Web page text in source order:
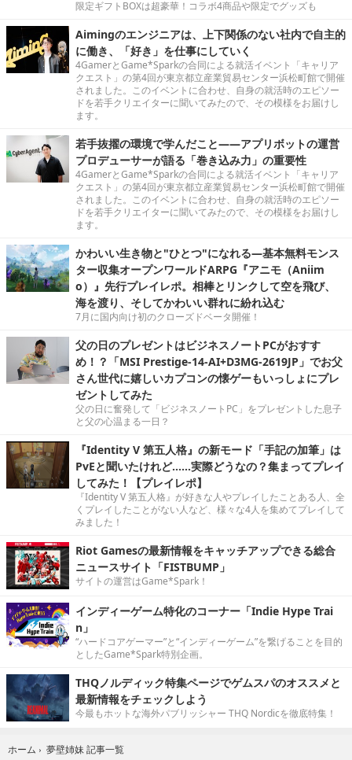
限定ギフトBOXは超豪華！コラボ4商品や限定でグッズも
Aimingのエンジニアは、上下関係のない社内で自主的
に働き、「好き」を仕事にしていく
4GamerとGame*Sparkの合同による就活イベント「キャリア
クエスト」の第4回が東京都立産業貿易センター浜松町館で開催
されました。このイベントに合わせ、自身の就活時のエピソー
ドを若手クリエイターに聞いてみたので、その模様をお届けし
ます。
若手抜擢の環境で学んだこと――アプリボットの運営
プロデューサーが語る「巻き込み力」の重要性
4GamerとGame*Sparkの合同による就活イベント「キャリア
クエスト」の第4回が東京都立産業貿易センター浜松町館で開催
されました。このイベントに合わせ、自身の就活時のエピソー
ドを若手クリエイターに聞いてみたので、その模様をお届けし
ます。
かわいい生き物と"ひとつ"になれる―基本無料モンス
ター収集オープンワールドARPG『アニモ（Aniim
o）』先行プレイレポ。相棒とリンクして空を飛び、
海を渡り、そしてかわいい群れに紛れ込む
7月に国内向け初のクローズドベータ開催！
父の日のプレゼントはビジネスノートPCがおすす
め！？「MSI Prestige-14-AI+D3MG-2619JP」でお父
さん世代に嬉しいカプコンの懐ゲーもいっしょにプレ
ゼントしてみた
父の日に奮発して「ビジネスノートPC」をプレゼントした息子
と父の心温まる一日？
『Identity V 第五人格』の新モード「手記の加筆」は
PvEと聞いたけれど……実際どうなの？集まってプレイ
してみた！【プレイレポ】
『Identity V 第五人格』が好きな人やプレイしたことある人、全
くプレイしたことがない人など、様々な4人を集めてプレイして
みました！
Riot Gamesの最新情報をキャッチアップできる総合
ニュースサイト「FISTBUMP」
サイトの運営はGame*Spark！
インディーゲーム特化のコーナー「Indie Hype Trai
n」
“ハードコアゲーマー”と“インディーゲーム”を繋げることを目的
としたGame*Spark特別企画。
THQノルディック特集ページでゲムスパのオススメと
最新情報をチェックしよう
今最もホットな海外パブリッシャー THQ Nordicを徹底特集！
ホーム › 夢壁姉妹 記事一覧